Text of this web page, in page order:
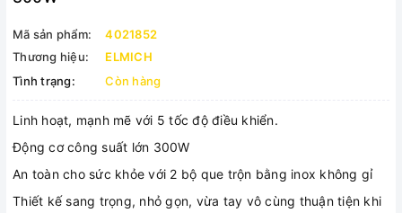
Mã sản phẩm:
4021852
Thương hiệu:
ELMICH
Tình trạng:
Còn hàng
Linh hoạt, mạnh mẽ với 5 tốc độ điều khiển.
Động cơ công suất lớn 300W
An toàn cho sức khỏe với 2 bộ que trộn bằng inox không gỉ
Thiết kế sang trọng, nhỏ gọn, vừa tay vô cùng thuận tiện khi